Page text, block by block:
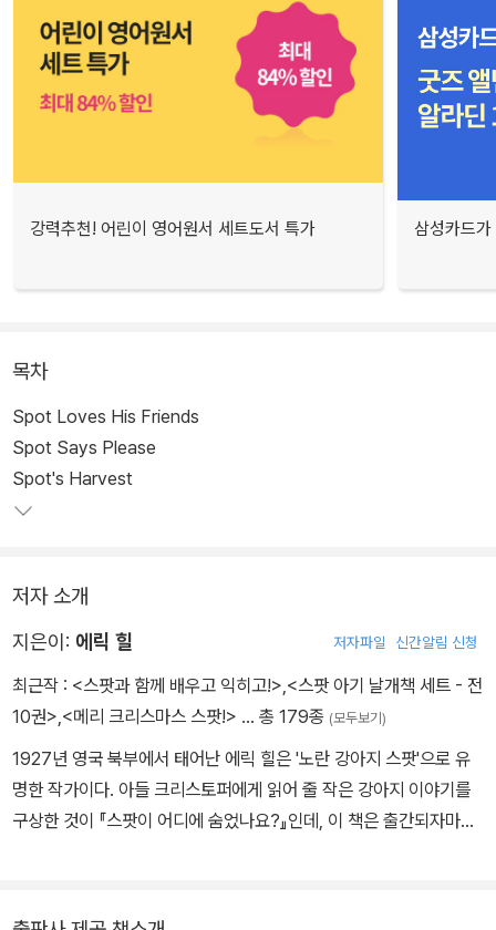
강력추천! 어린이 영어원서 세트도서 특가 삼성카드
목차
Spot Loves His Friends
Spot Says Please
Spot's Harvest
저자 소개
지은이: 에릭 힐 저자파일 신간알림 신청
최근작 : <스팟과 함께 배우고 익히고!>,<스팟 아기 날개책 세트 - 전
10권>,<메리 크리스마스 스팟!> … 총 179종 (모두보기)
1927년 영국 북부에서 태어난 에릭 힐은 '노란 강아지 스팟'으로 유
명한 작가이다. 아들 크리스토퍼에게 읽어 줄 작은 강아지 이야기를
구상한 것이 『스팟이 어디에 숨었나요?』인데, 이 책은 출간되자마자